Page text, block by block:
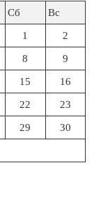
Сб Вс
1 2
8 9
15 16
22 23
29 30